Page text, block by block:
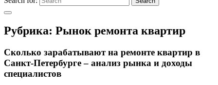
Рубрика: Рынок ремонта квартир
Сколько зарабатывают на ремонте квартир в
Санкт-Петербурге – анализ рынка и доходы
специалистов